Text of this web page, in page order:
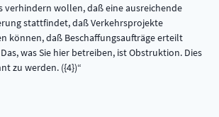
verhindern wollen, daß eine ausreichende
stattfindet, daß Verkehrsprojekte
können, daß Beschaffungsaufträge erteilt
was Sie hier betreiben, ist Obstruktion. Dies
zu werden. ({4})